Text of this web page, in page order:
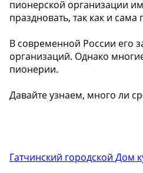
пионерской организации
праздновать, так как и
В современной России его
организаций. Однако
пионерии.
Давайте узнаем, много ли
Гатчинский городской Дом